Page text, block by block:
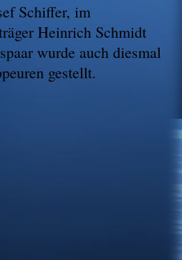
Schiffer, im
Heinrich Schmidt
wurde auch diesmal
gestellt.